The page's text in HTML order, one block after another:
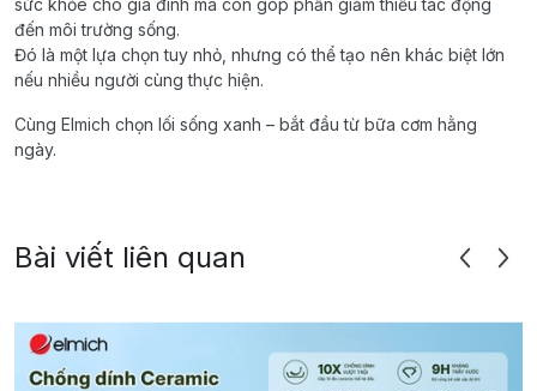
đến môi trường sống.
Đó là một lựa chọn tuy nhỏ, nhưng có thể tạo nên khác biệt lớn
nếu nhiều người cùng thực hiện.
Cùng Elmich chọn lối sống xanh – bắt đầu từ bữa cơm hằng
ngày.
Bài viết liên quan